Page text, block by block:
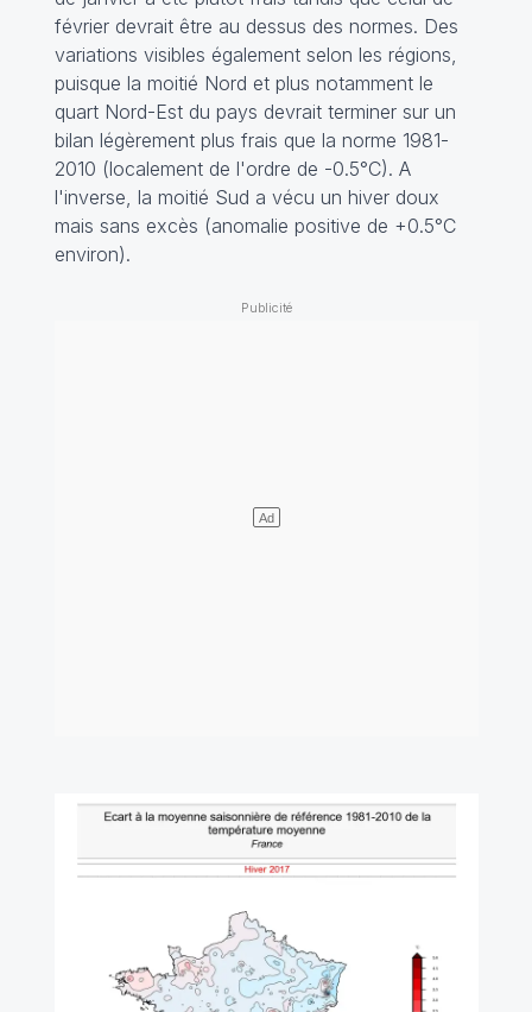
février devrait être au dessus des normes. Des
variations visibles également selon les régions,
puisque la moitié Nord et plus notamment le
quart Nord-Est du pays devrait terminer sur un
bilan légèrement plus frais que la norme 1981-
2010 (localement de l'ordre de -0.5°C). A
l'inverse, la moitié Sud a vécu un hiver doux
mais sans excès (anomalie positive de +0.5°C
environ).